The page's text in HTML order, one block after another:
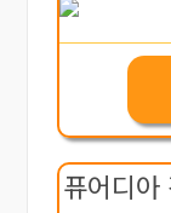
퓨어디아